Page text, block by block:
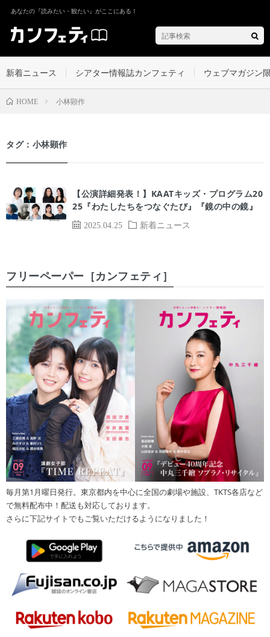
あなたの『読みたい・観たい』がここにある！
新着ニュース シアター情報誌カンフェティ ウェブマガジン
HOME 小林顕作
タグ：小林顕作
2025.04.25 新着ニュース
【公演詳細発表！】KAATキッズ・プログラム20
25『わたしたちをつなぐたび』『鏡の中の鏡』
フリーペーパー［カンフェティ］
毎月第1月曜日発行。東京都内を中心に全国の劇場や施設、TKTS各店など
で無料配布中！配送も対応しております。
さらに下記サイトでもご覧いただけるようになりました！